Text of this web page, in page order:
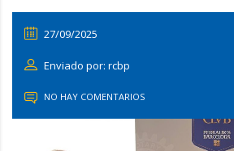
27/09/2025
Enviado por: rcbp
NO HAY COMENTARIOS